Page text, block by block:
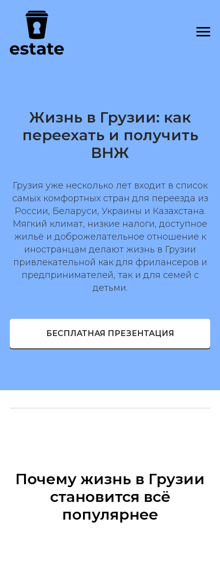
Жизнь в Грузии: как
переехать и получить
ВНЖ
Грузия уже несколько лет входит в список
самых комфортных стран для переезда из
России, Беларуси, Украины и Казахстана.
Мягкий климат, низкие налоги, доступное
жильё и доброжелательное отношение к
иностранцам делают жизнь в Грузии
привлекательной как для фрилансеров и
предпринимателей, так и для семей с
детьми.
БЕСПЛАТНАЯ ПРЕЗЕНТАЦИЯ
Почему жизнь в Грузии
становится всё
популярнее